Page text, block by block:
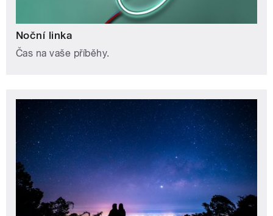
Noční linka
Čas na vaše příběhy.